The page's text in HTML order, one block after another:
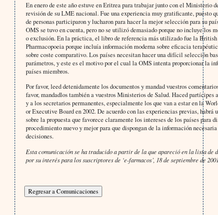
En enero de este año estuve en Eritrea para trabajar junto con el Ministerio
revisión de su LME nacional. Fue una experiencia muy gratificante, puesto
de personas participaron y lucharon para hacer la mejor selección para su
OMS se tuvo en cuenta, pero no se utilizó demasiado porque no incluye los
o exclusión. En la práctica, el libro de referencia más utilizado fue la
Pharmacopoeia porque incluía información moderna sobre eficacia
sobre coste comparativo. Los países necesitan hacer una difícil selección
parámetros, y este es el motivo por el cual la OMS intenta proporcionar la
países miembros.
Por favor, leed detenidamente los documentos y mandad vuestros
favor, mandadlos también a vuestros Ministerios de Salud. Haced partícipes
y a los secretarios permanentes, especialmente los que van a estar en la
or Executive Board en 2002. De acuerdo con las experiencias previas, habrá
sobre la propuesta que favorece claramente los intereses de los países para
procedimiento nuevo y mejor para que dispongan de la información
decisiones.
Esta comunicación se ha traducido a partir de la que apareció en la lista de
por su interés para los suscriptores de ‘e-farmacos’, 18 de septiembre de